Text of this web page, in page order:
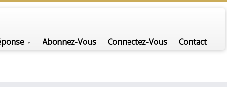
Abonnez-Vous Connectez-Vous Contact